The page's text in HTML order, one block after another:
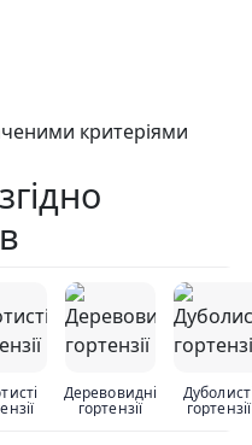
критеріями
Деревовидні
гортензії гортензії